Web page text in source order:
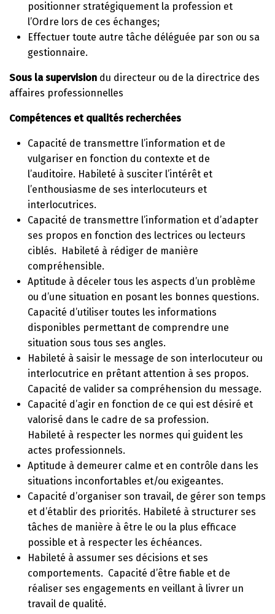
positionner stratégiquement la profession et
l’Ordre lors de ces échanges;
Effectuer toute autre tâche déléguée par son ou sa
gestionnaire.
Sous la supervision du directeur ou de la directrice des
affaires professionnelles
Compétences et qualités recherchées
Capacité de transmettre l’information et de
vulgariser en fonction du contexte et de
l’auditoire. Habileté à susciter l’intérêt et
l’enthousiasme de ses interlocuteurs et
interlocutrices.
Capacité de transmettre l’information et d’adapter
ses propos en fonction des lectrices ou lecteurs
ciblés. Habileté à rédiger de manière
compréhensible.
Aptitude à déceler tous les aspects d’un problème
ou d’une situation en posant les bonnes questions.
Capacité d’utiliser toutes les informations
disponibles permettant de comprendre une
situation sous tous ses angles.
Habileté à saisir le message de son interlocuteur ou
interlocutrice en prêtant attention à ses propos.
Capacité de valider sa compréhension du message.
Capacité d’agir en fonction de ce qui est désiré et
valorisé dans le cadre de sa profession.
Habileté à respecter les normes qui guident les
actes professionnels.
Aptitude à demeurer calme et en contrôle dans les
situations inconfortables et/ou exigeantes.
Capacité d’organiser son travail, de gérer son temps
et d’établir des priorités. Habileté à structurer ses
tâches de manière à être le ou la plus efficace
possible et à respecter les échéances.
Habileté à assumer ses décisions et ses
comportements. Capacité d’être fiable et de
réaliser ses engagements en veillant à livrer un
travail de qualité.